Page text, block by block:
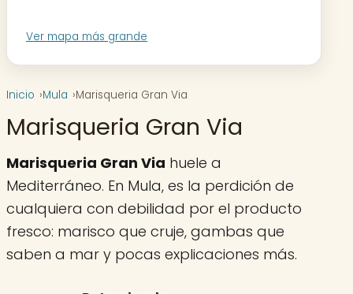
Ver mapa más grande
Inicio Mula Marisqueria Gran Via
Marisqueria Gran Via
Marisqueria Gran Via huele a
Mediterráneo. En Mula, es la perdición de
cualquiera con debilidad por el producto
fresco: marisco que cruje, gambas que
saben a mar y pocas explicaciones más.